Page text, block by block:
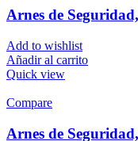
Arnes de
Add to wishlist
Añadir al carrito
Quick view
Compare
Arnes de